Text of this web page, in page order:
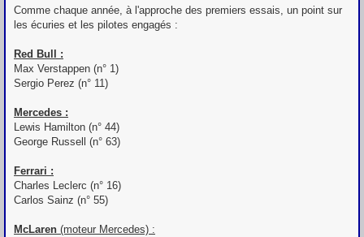
e
s
g
e
Comme chaque année, à l'approche des premiers essais, un point sur
les écuries et les pilotes engagés :
Red Bull :
Max Verstappen (n° 1)
Sergio Perez (n° 11)
Mercedes :
Lewis Hamilton (n° 44)
George Russell (n° 63)
Ferrari :
Charles Leclerc (n° 16)
Carlos Sainz (n° 55)
McLaren (moteur Mercedes) :